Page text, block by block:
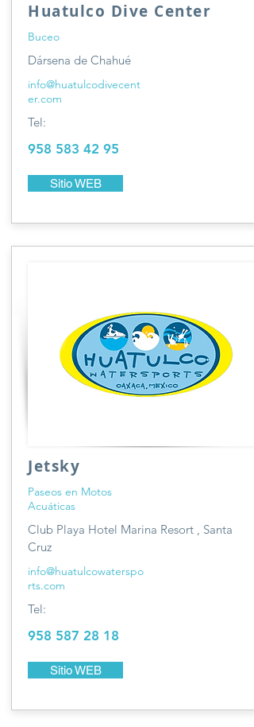
Huatulco Dive Center
Buceo
Dársena de Chahué
info@huatulcodivecent
er.com
Tel:
958 583 42 95
Sitio WEB
Jetsky
Paseos en Motos
Acuáticas
Club Playa Hotel Marina Resort , Santa
Cruz
info@huatulcowaterspo
rts.com
Tel:
958 587 28 18
Sitio WEB